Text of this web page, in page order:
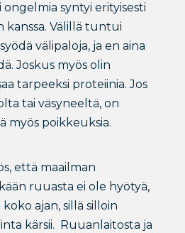
syntyi erityisesti
kanssa. Välillä tuntui
välipaloja, ja en aina
Joskus myös olin
tarpeeksi proteiinia. Jos
tai väsyneeltä, on
myös poikkeuksia.
että maailman
ruuasta ei ole hyötyä,
koko ajan, sillä silloin
kärsii. Ruuanlaitosta ja